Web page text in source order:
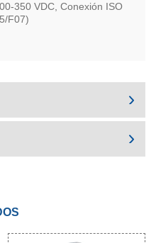
350 VDC, Conexión ISO
F07)